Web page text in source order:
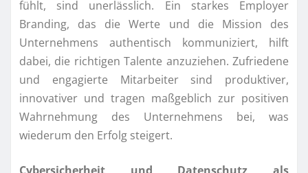
fühlt, sind unerlässlich. Ein starkes Employer
Branding, das die Werte und die Mission des
Unternehmens authentisch kommuniziert, hilft
dabei, die richtigen Talente anzuziehen. Zufriedene
und engagierte Mitarbeiter sind produktiver,
innovativer und tragen maßgeblich zur positiven
Wahrnehmung des Unternehmens bei, was
wiederum den Erfolg steigert.